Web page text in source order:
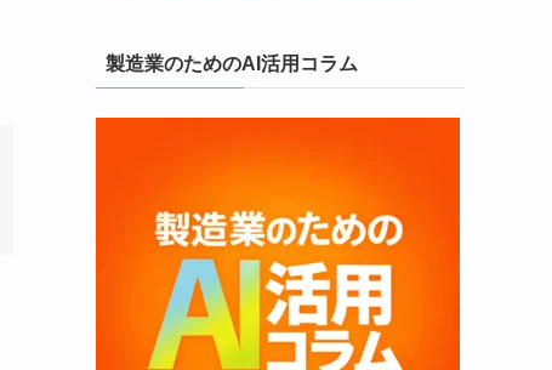
製造業のためのAI活用コラム